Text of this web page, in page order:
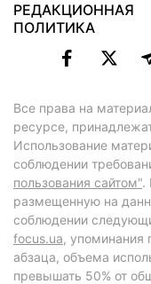
РЕДАКЦИОННАЯ
ПОЛИТИКА
Все права на
ресурсе,
Использование
соблюдении
пользования сайтом".
размещенную на
соблюдении
focus.ua, упоминания
абзаца, объема
превышать 50% от